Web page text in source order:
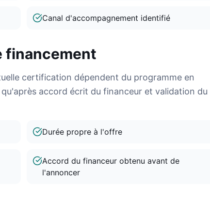
Canal d'accompagnement identifié
financement
certification dépendent du programme en
accord écrit du financeur et validation du
Durée propre à l'offre
Accord du financeur obtenu avant de
l'annoncer